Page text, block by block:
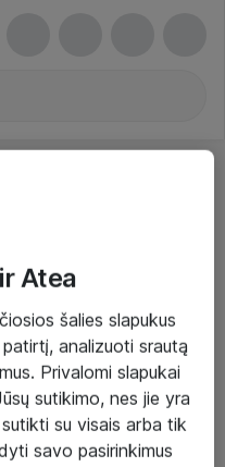
Atea
šalies slapukus
analizuoti srautą
Privalomi slapukai
sutikimo, nes jie yra
su visais arba tik
savo pasirinkimus